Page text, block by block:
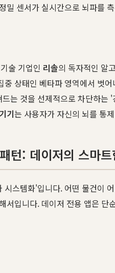
밀 센서가 실시간으로 뇌파를
술 기업인 리솔의 독자적인 알
상태인 베타파 영역에서 벗
는 것을 선제적으로 차단하
기는 사용자가 자신의 뇌를 통
턴: 데이저의 스마
스템화'입니다. 어떤 물건이
서입니다. 데이저 전용 앱은 단